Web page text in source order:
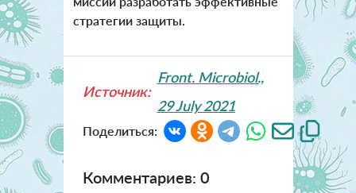
стратегии защиты.
Источник:
Front. Microbiol.,
29 July 2021
Поделиться:
Комментариев: 0